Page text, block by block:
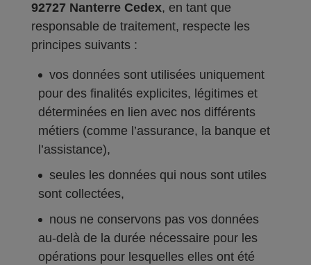
92727 Nanterre Cedex, en tant que
responsable de traitement, respecte les
principes suivants :
vos données sont utilisées uniquement
pour des finalités explicites, légitimes et
déterminées en lien avec nos différents
métiers (comme l’assurance, la banque et
l’assistance),
seules les données qui nous sont utiles
sont collectées,
nous ne conservons pas vos données
au-delà de la durée nécessaire pour les
opérations pour lesquelles elles ont été